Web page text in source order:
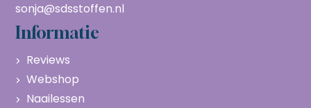
sonja@sdsstoffen.nl
Informatie
Reviews
Webshop
Naailessen